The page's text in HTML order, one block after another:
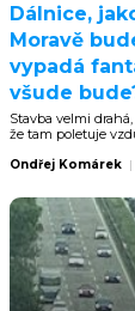
Dálnice,
Moravě
vypadá
všude
Stavba velmi
že tam poletuje
Ondřej Komárek |